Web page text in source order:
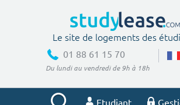
Le site de logements des
01 88 61 15 70
Du lundi au vendredi de 9h à 18h
Etudiant